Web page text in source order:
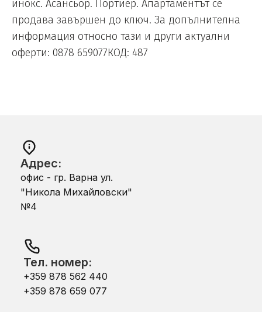
инокс. Асансьор. Портиер. Апартаментът се
продава завършен до ключ. За допълнителна
информация относно тази и други актуални
оферти: 0878 659077КОД: 487
Адрес:
офис - гр. Варна ул.
"Никола Михайловски"
№4
Тел. номер:
+359 878 562 440
+359 878 659 077